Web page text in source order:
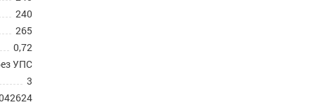
240
265
0,72
УПС
3